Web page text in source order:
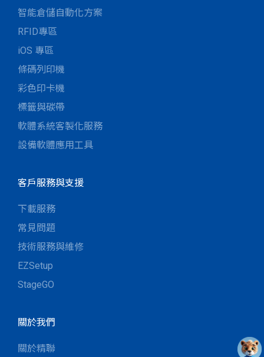
智能倉儲自動化方案
RFID專區
iOS 專區
條碼列印機
彩色印卡機
標籤與碳帶
軟體系統客製化服務
設備軟體應用工具
客戶服務與支援
下載服務
常見問題
技術服務與維修
EZSetup
StageGO
關於我們
關於精聯